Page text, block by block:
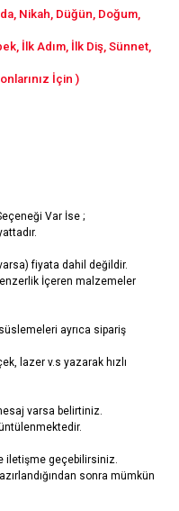
Nikah, Düğün, Doğum,
İlk Adım, İlk Diş, Sünnet,
İçin )
Var İse ;
fiyata dahil değildir.
İçeren malzemeler
ayrıca sipariş
lazer v.s yazarak hızlı
varsa belirtiniz.
iletişme geçebilirsiniz.
sonra mümkün